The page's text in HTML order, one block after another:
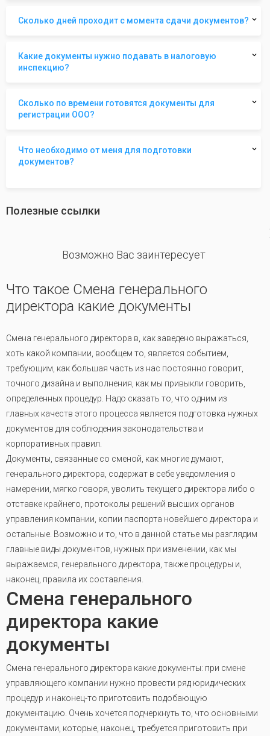
Сколько дней проходит с момента сдачи документов?
Какие документы нужно подавать в налоговую
инспекцию?
Сколько по времени готовятся документы для
регистрации ООО?
Что необходимо от меня для подготовки
документов?
Полезные ссылки
Возможно Вас заинтересует
Что такое Смена генерального
директора какие документы
Смена генерального директора в, как заведено выражаться,
хоть какой компании, вообщем то, является событием,
требующим, как большая часть из нас постоянно говорит,
точного дизайна и выполнения, как мы привыкли говорить,
определенных процедур. Надо сказать то, что одним из
главных качеств этого процесса является подготовка нужных
документов для соблюдения законодательства и
корпоративных правил.
Документы, связанные со сменой, как многие думают,
генерального директора, содержат в себе уведомления о
намерении, мягко говоря, уволить текущего директора либо о
отставке крайнего, протоколы решений высших органов
управления компании, копии паспорта новейшего директора и
остальные. Возможно и то, что в данной статье мы разглядим
главные виды документов, нужных при изменении, как мы
выражаемся, генерального директора, также процедуры и,
наконец, правила их составления.
Смена генерального
директора какие
документы
Смена генерального директора какие документы: при смене
управляющего компании нужно провести ряд юридических
процедур и наконец-то приготовить подобающую
документацию. Очень хочется подчеркнуть то, что основными
документами, которые, наконец, требуется приготовить при